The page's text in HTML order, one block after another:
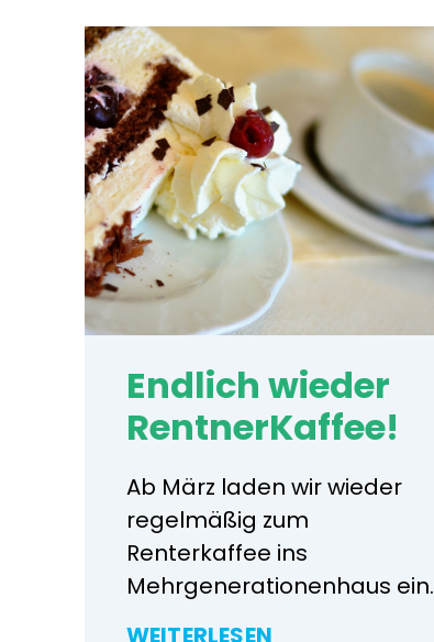
Endlich wieder
RentnerKaffee!
Ab März laden wir wieder
regelmäßig zum
Renterkaffee ins
Mehrgenerationenhaus ein.
WEITERLESEN